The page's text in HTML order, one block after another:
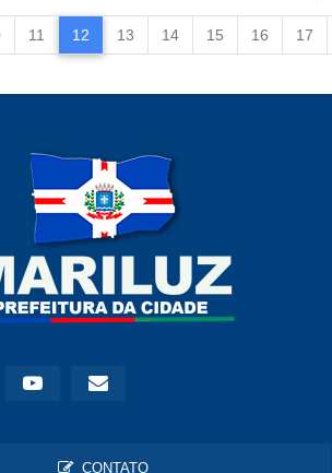
11 12 13 14 15 16 17
CONTATO